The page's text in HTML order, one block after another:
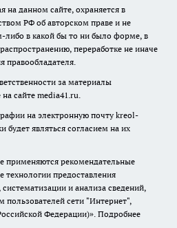
данном сайте, охраняется в
РФ об авторском праве и не
либо в какой бы то ни было форме, в
переработке не иначе
правообладателя.
за материалы
сайте media41.ru.
на электронную почту kreol-
будет являться согласием на их
применяются рекомендательные
предоставления
и анализа сведений,
пользователей сети "Интернет",
Федерации)». Подробнее